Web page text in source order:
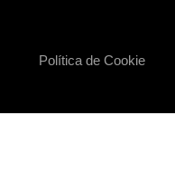
Política de